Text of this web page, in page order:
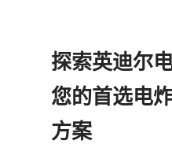
探索英迪尔电
您的首选电